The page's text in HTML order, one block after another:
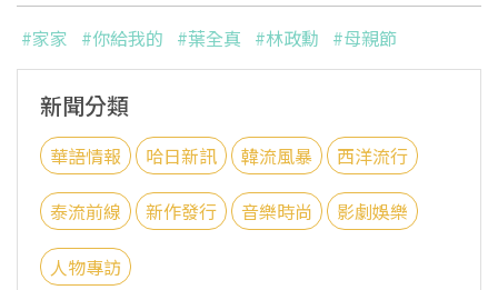
#家家 #你給我的 #葉全真 #林政勳 #母親節
新聞分類
華語情報 哈日新訊 韓流風暴 西洋流行
泰流前線 新作發行 音樂時尚 影劇娛樂
人物專訪